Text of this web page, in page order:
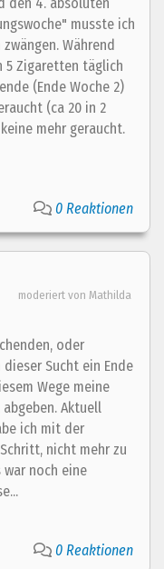
musste ich
Während
5 Zigaretten täglich
(Ende Woche 2)
(ca 20 in 2
mehr geraucht.
0 Reaktionen
moderiert von Mathilda
oder
Sucht ein Ende
Wege meine
Aktuell
ich mit der
nicht mehr zu
war noch eine
0 Reaktionen